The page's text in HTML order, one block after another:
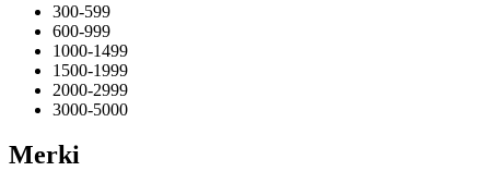
300-599
600-999
1000-1499
1500-1999
2000-2999
3000-5000
Merki